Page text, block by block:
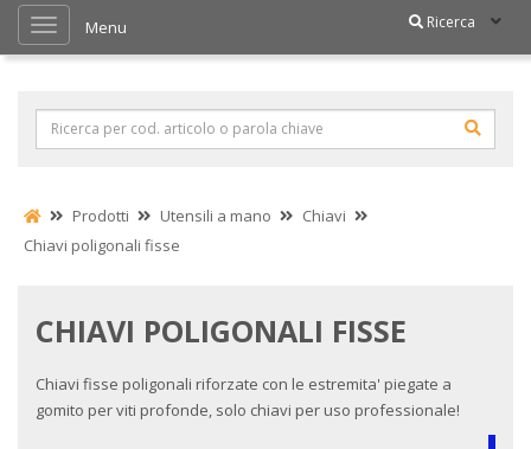
Menu Ricerca
Prodotti Utensili a mano
Chiavi
Chiavi poligonali fisse
CHIAVI POLIGONALI FISSE
Chiavi fisse poligonali riforzate con le estremita' piegate a
gomito per viti profonde, solo chiavi per uso professionale!